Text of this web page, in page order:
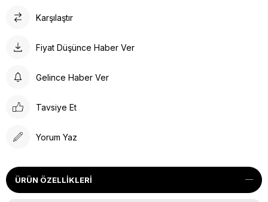
Karşılaştır
Fiyat Düşünce Haber Ver
Gelince Haber Ver
Tavsiye Et
Yorum Yaz
ÜRÜN ÖZELLIKLERI